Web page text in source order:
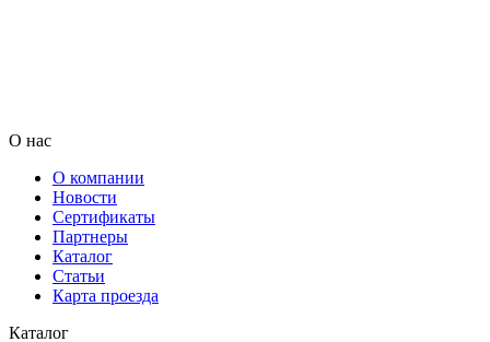
О нас
О компании
Новости
Сертификаты
Партнеры
Каталог
Статьи
Карта проезда
Каталог